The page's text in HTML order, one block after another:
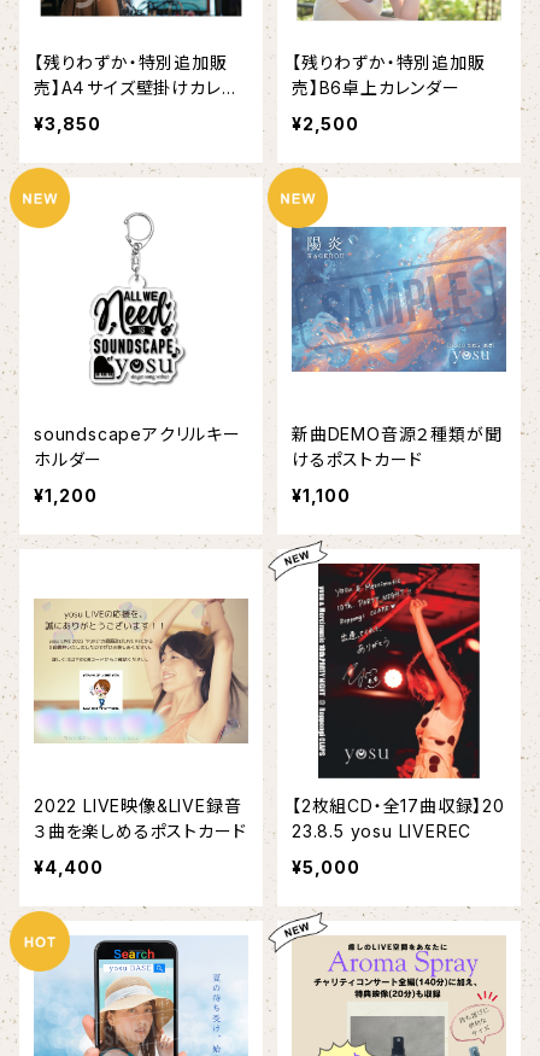
【残りわずか・特別追加販
売】A４サイズ壁掛けカレン
ダー
¥3,850
【残りわずか・特別追加販
売】B6卓上カレンダー
¥2,500
soundscapeアクリルキー
ホルダー
¥1,200
新曲DEMO音源２種類が聞
けるポストカード
¥1,100
2022 LIVE映像&LIVE録音
３曲を楽しめるポストカード
¥4,400
【2枚組CD・全17曲収録】20
23.8.5 yosu LIVEREC
¥5,000